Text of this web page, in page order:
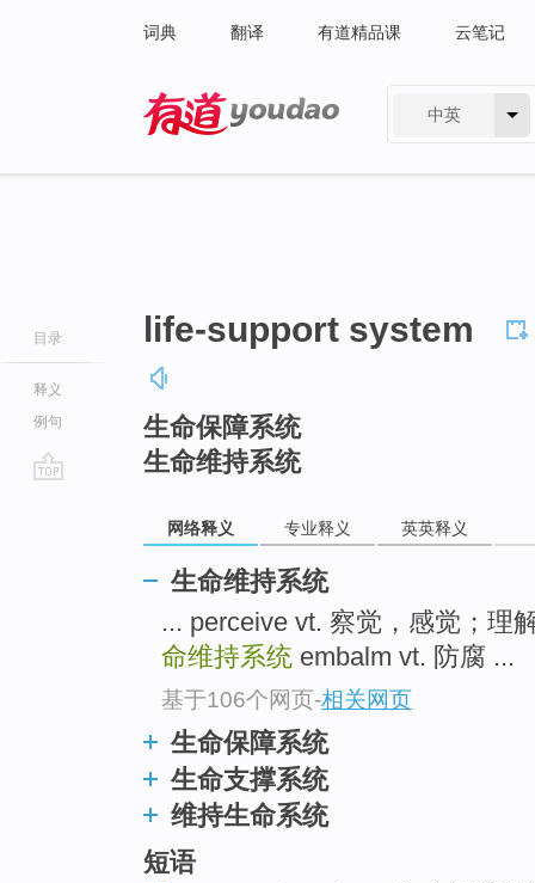
词典 翻译 有道精品课 云笔记
中英
目录
释义
例句
life-support system
生命保障系统
生命维持系统
网络释义 专业释义 英英释义
生命维持系统
... perceive vt. 察觉，感觉；理
命维持系统 embalm vt. 防腐 ...
基于106个网页-相关网页
生命保障系统
生命支撑系统
维持生命系统
短语